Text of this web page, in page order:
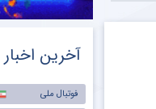
آخرین
فوتبال ملی